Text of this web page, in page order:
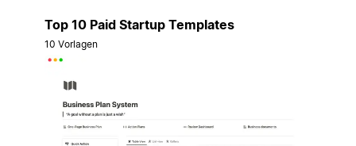
Top 10 Paid Startup Templates
10 Vorlagen